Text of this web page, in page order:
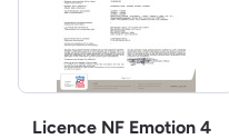
Licence NF Emotion 4